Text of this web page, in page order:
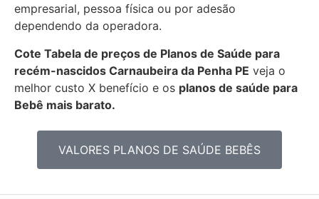
empresarial, pessoa física ou por adesão
dependendo da operadora.
Cote Tabela de preços de Planos de Saúde para
recém-nascidos Carnaubeira da Penha PE veja o
melhor custo X benefício e os planos de saúde para
Bebê mais barato.
VALORES PLANOS DE SAÚDE BEBÊS